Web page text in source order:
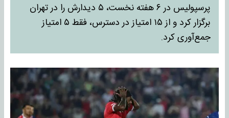
پرسپولیس در ۶ هفته نخست، ۵ دیدارش را در تهران
برگزار کرد و از ۱۵ امتیاز در دسترس، فقط ۵ امتیاز
جمع‌آوری کرد.